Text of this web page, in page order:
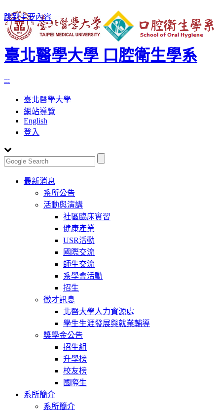
跳到主要內容
臺北醫學大學 口腔衛生學系
:::
臺北醫學大學
網站導覽
English
登入
Toggle
navigation
最新消息
系所公告
活動與演講
社區臨床實習
健康產業
USR活動
國際交流
師生交流
系學會活動
招生
徵才訊息
北醫大學人力資源處
學生生涯發展與就業輔導
獎學金公告
招生組
升學榜
校友榜
國際生
系所簡介
系所簡介